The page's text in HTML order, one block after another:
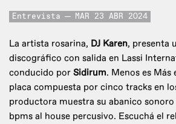
Entrevista MAR 23 ABR 2024
La artista rosarina, DJ Karen, presenta
discográfico con salida en Lassi
conducido por Sidirum. Menos es Más
placa compuesta por cinco tracks en
productora muestra su abanico sonoro
bpms al house percusivo. Escuchá el